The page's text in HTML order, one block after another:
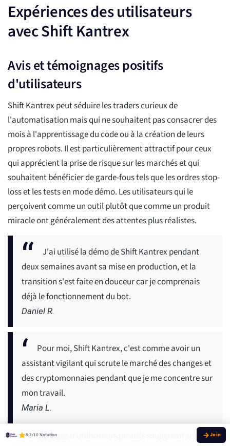
Expériences des utilisateurs
avec Shift Kantrex
Avis et témoignages positifs
d'utilisateurs
Shift Kantrex peut séduire les traders curieux de
l'automatisation mais qui ne souhaitent pas consacrer des
mois à l'apprentissage du code ou à la création de leurs
propres robots. Il est particulièrement attractif pour ceux
qui apprécient la prise de risque sur les marchés et qui
souhaitent bénéficier de garde-fous tels que les ordres stop-
loss et les tests en mode démo. Les utilisateurs qui le
perçoivent comme un outil plutôt que comme un produit
miracle ont généralement des attentes plus réalistes.
J'ai utilisé la démo de Shift Kantrex pendant
deux semaines avant sa mise en production, et la
transition s'est faite en douceur car je comprenais
déjà le fonctionnement du bot.
Daniel R.
Pour moi, Shift Kantrex, c'est comme avoir un
assistant vigilant qui scrute le marché des changes et
des cryptomonnaies pendant que je me concentre sur
mon travail.
Maria L.
Les témoignages d'utilisateurs positifs soulignent souvent
8.2/10 Notation